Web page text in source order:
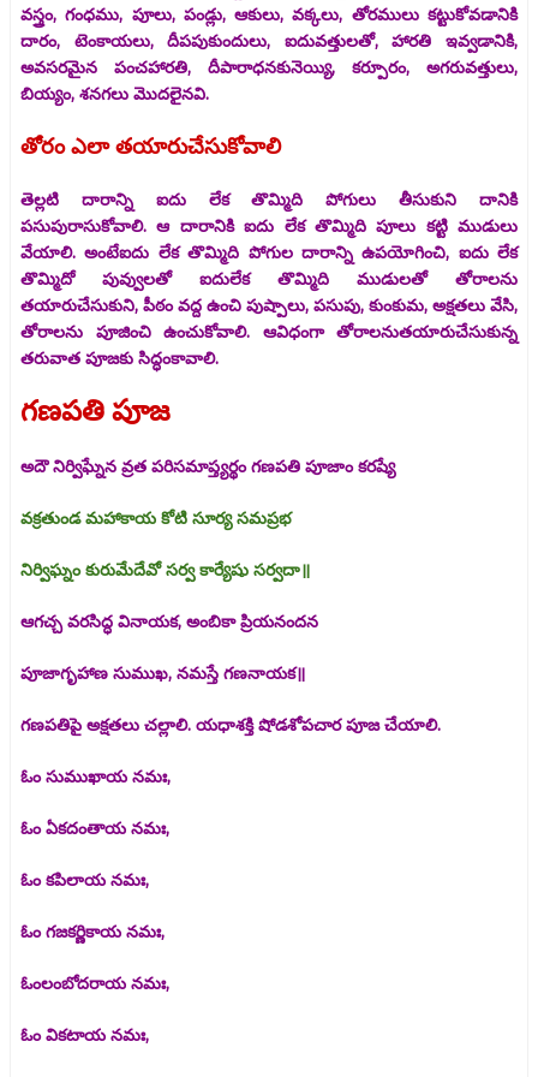
వస్త్రం, గంధము, పూలు, పండ్లు, ఆకులు, వక్కలు, తోరములు కట్టుకోవడానికి
దారం, టెంకాయలు, దీపపుకుందులు, ఐదువత్తులతో, హారతి ఇవ్వడానికి,
అవసరమైన పంచహారతి, దీపారాధనకునెయ్యి, కర్పూరం, అగరువత్తులు,
బియ్యం, శనగలు మొదలైనవి.
తోరం ఎలా తయారుచేసుకోవాలి
తెల్లటి దారాన్ని ఐదు లేక తొమ్మిది పోగులు తీసుకుని దానికి
పసుపురాసుకోవాలి. ఆ దారానికి ఐదు లేక తొమ్మిది పూలు కట్టి ముడులు
వేయాలి. అంటేఐదు లేక తొమ్మిది పోగుల దారాన్ని ఉపయోగించి, ఐదు లేక
తొమ్మిదో పువ్వులతో ఐదులేక తొమ్మిది ముడులతో తోరాలను
తయారుచేసుకుని, పీఠం వద్ద ఉంచి పుష్పాలు, పసుపు, కుంకుమ, అక్షతలు వేసి,
తోరాలను పూజించి ఉంచుకోవాలి. ఆవిధంగా తోరాలనుతయారుచేసుకున్న
తరువాత పూజకు సిద్ధంకావాలి.
గణపతి పూజ
అదౌ నిర్విఘ్నేన వ్రత పరిసమాప్త్యర్థం గణపతి పూజాం కరష్యే
వక్రతుండ మహాకాయ కోటి సూర్య సమప్రభ
నిర్విఘ్నం కురుమేదేవో సర్వ కార్యేషు సర్వదా॥
ఆగచ్చ వరసిద్ధ వినాయక, అంబికా ప్రియనందన
పూజాగృహాణ సుముఖ, నమస్తే గణనాయక॥
గణపతిపై అక్షతలు చల్లాలి. యధాశక్తి షోడశోపచార పూజ చేయాలి.
ఓం సుముఖాయ నమః,
ఓం ఏకదంతాయ నమః,
ఓం కపిలాయ నమః,
ఓం గజకర్ణికాయ నమః,
ఓంలంబోదరాయ నమః,
ఓం వికటాయ నమః,